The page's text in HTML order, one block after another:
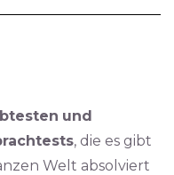
und
, die es gibt
Welt absolviert